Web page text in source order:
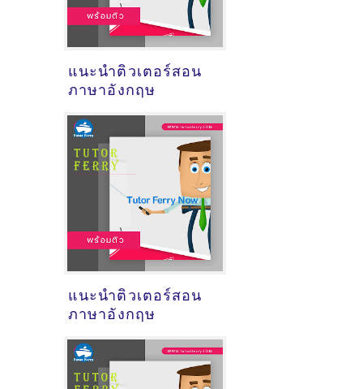
แนะนำติวเตอร์สอน
ภาษาอังกฤษ
แนะนำติวเตอร์สอน
ภาษาอังกฤษ